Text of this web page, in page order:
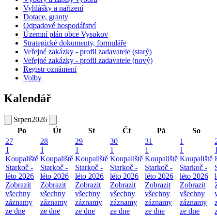
Vyhlášky a nařízení
Dotace, granty
Odpadové hospodářství
Územní plán obce Vysokov
Strategické dokumenty, formuláře
Veřejné zakázky - profil zadavatele (starý)
Veřejné zakázky - profil zadavatele (nový)
Registr oznámení
Volby
Kalendář
Srpen2026
Po
Út St Čt Pá
So
27
1
Koupaliště
Starkoč -
léto 2026
Zobrazit
všechny
záznamy
ze dne
28
1
Koupaliště
Starkoč -
léto 2026
Zobrazit
všechny
záznamy
ze dne
29
1
Koupaliště
Starkoč -
léto 2026
Zobrazit
všechny
záznamy
ze dne
30
1
Koupaliště
Starkoč -
léto 2026
Zobrazit
všechny
záznamy
ze dne
31
1
Koupaliště
Starkoč -
léto 2026
Zobrazit
všechny
záznamy
ze dne
1
1
Koupaliště
Starkoč -
léto 2026
Zobrazit
všechny
záznamy
ze dne